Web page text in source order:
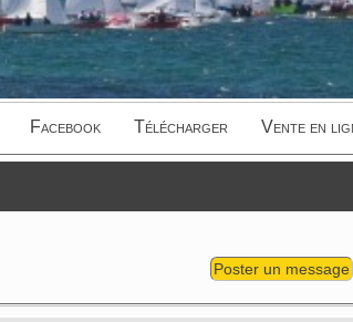
Facebook Télécharger Vente en
Poster un message